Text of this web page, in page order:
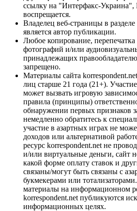
ссылку на "Интерфакс-Украина",
воспрещается.
Владелец веб-страницы в
является автор публикации.
Любое копирование,
фотографий и/или
принадлежащих
запрещено.
Материалы сайта
лиц старше 21 года (21+).
может вызвать игровую
правила (принципы)
обнаружении первых признаков
немедленно обратитесь к
участие в азартных играх не
доходов или альтернативой
ресурс korrespondent.net не
и/или виртуальные деньги, сайт
какой форме оплату ставок и
связаны/могут быть связаны с
букмекерами или
материалы на информационном
korrespondent.net публикуются
информационных целях.